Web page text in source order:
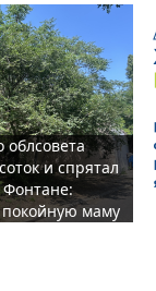
облсовета
и спрятал
маму